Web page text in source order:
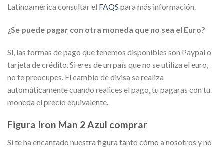
Latinoamérica consultar el FAQS para más información.
¿Se puede pagar con otra moneda que no sea el Euro?
Sí, las formas de pago que tenemos disponibles son Paypal o
tarjeta de crédito. Si eres de un país que no se utiliza el euro,
no te preocupes. El cambio de divisa se realiza
automáticamente cuando realices el pago, tu pagaras con tu
moneda el precio equivalente.
Figura Iron Man 2 Azul comprar
Si te ha encantado nuestra figura tanto cómo a nosotros y no